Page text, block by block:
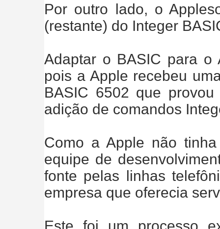
Por outro lado, o
(restante) do Integer
Adaptar o BASIC para o
pois a Apple recebeu
BASIC 6502 que
adição de comandos
Como a Apple não
equipe de
fonte pelas linhas
empresa que oferecia